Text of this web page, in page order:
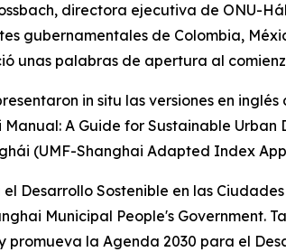
directora ejecutiva de ONU-
gubernamentales de Colombia,
unas palabras de apertura al
in situ las versiones en
A Guide for Sustainable
(UMF-Shanghai Adapted Index
el Desarrollo Sostenible en las
Municipal People's Government.
promueva la Agenda 2030 para el